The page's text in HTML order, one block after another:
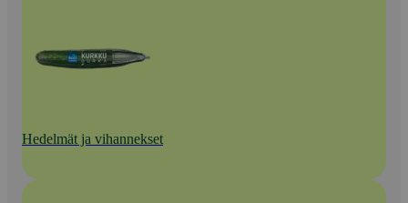
Hedelmät ja vihannekset